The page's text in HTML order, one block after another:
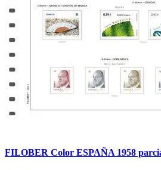
FILOBER Color ESPAÑA 1958